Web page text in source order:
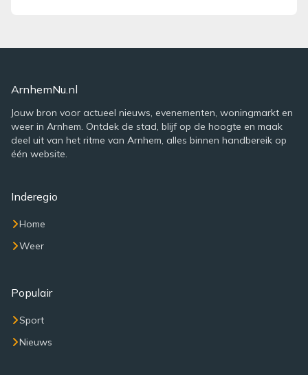
ArnhemNu.nl
Jouw bron voor actueel nieuws, evenementen, woningmarkt en
weer in Arnhem. Ontdek de stad, blijf op de hoogte en maak
deel uit van het ritme van Arnhem, alles binnen handbereik op
één website.
Inderegio
Home
Weer
Populair
Sport
Nieuws